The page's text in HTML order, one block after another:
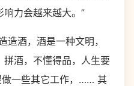
力会越来越大。”
造酒，酒是一种文明，
拼酒，不懂得品，人生要
做一些其它工作，…… 其